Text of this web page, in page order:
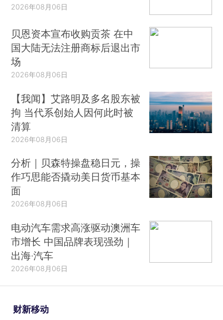
2026年08月06日
贝恩资本宣布收购贡茶 在中
国大陆无法注册商标后退出市
场
2026年08月06日
【我闻】艾路明及多名股东被
拘 当代系创始人因何此时被
清算
2026年08月06日
分析｜贝森特操盘稳日元，操
作巧思能否撬动美日货币基本
面
2026年08月06日
电动汽车需求高涨驱动澳洲车
市增长 中国品牌表现强劲｜
出海·汽车
2026年08月06日
财新移动